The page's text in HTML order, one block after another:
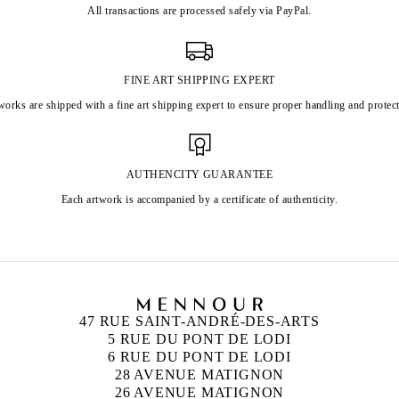
All transactions are processed safely via PayPal.
FINE ART SHIPPING EXPERT
are shipped with a fine art shipping expert to ensure proper handling and
AUTHENCITY GUARANTEE
Each artwork is accompanied by a certificate of authenticity.
47 RUE SAINT-ANDRÉ-DES-ARTS
5 RUE DU PONT DE LODI
6 RUE DU PONT DE LODI
28 AVENUE MATIGNON
26 AVENUE MATIGNON